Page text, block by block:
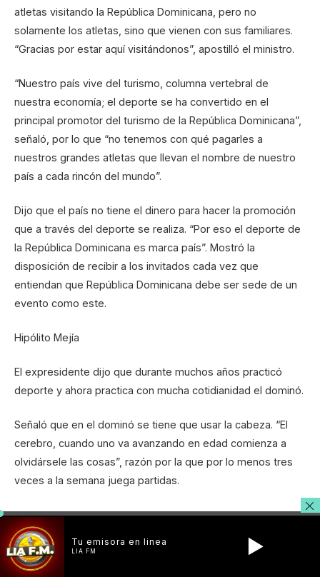
atletas visitando la República Dominicana, pero no
solamente los atletas, sino que vienen con sus familiares.
“Gracias por estar aquí visitándonos”, apostilló el ministro.
“Nuestro país vive del turismo, columna vertebral de
nuestra economía; el deporte se ha convertido en el
principal promotor del turismo de la República Dominicana”,
señaló, por lo que “no tenemos con qué pagarles a
nuestros grandes atletas que llevan el nombre de nuestro
país a cada rincón del mundo”.
Dijo que el país no tiene el dinero para hacer la promoción
que a través del deporte se realiza. “Por eso el deporte de
la República Dominicana es marca país”. Mostró la
disposición de recibir a los invitados cada vez que
entiendan que República Dominicana debe ser sede de un
evento como este.
Hipólito Mejía
El expresidente dijo que durante muchos años practicó
deporte y ahora practica con mucha cotidianidad el dominó.
Señaló que en el dominó se tiene que usar la cabeza. “El
cerebro, cuando uno va avanzando en edad comienza a
olvidársele las cosas”, razón por la que por lo menos tres
veces a la semana juega partidas.
Agradeció al presidente de la Federación Internacional de
Dominó, Manuel Oquendo, así como al más destacado de
los jugadores dominicanos, Joaquín Martínez por la
dedicatoria a su persona de este campeonato. “Confío en
Tu emisora en linea
LIA FM